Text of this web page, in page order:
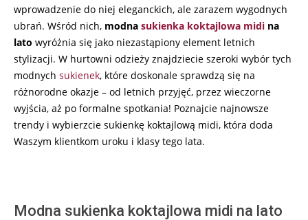
wprowadzenie do niej eleganckich, ale zarazem wygodnych
ubrań. Wśród nich, modna sukienka koktajlowa midi na
lato wyróżnia się jako niezastąpiony element letnich
stylizacji. W hurtowni odzieży znajdziecie szeroki wybór tych
modnych sukienek, które doskonale sprawdzą się na
różnorodne okazje – od letnich przyjęć, przez wieczorne
wyjścia, aż po formalne spotkania! Poznajcie najnowsze
trendy i wybierzcie sukienkę koktajlową midi, która doda
Waszym klientkom uroku i klasy tego lata.
Modna sukienka koktajlowa midi na lato